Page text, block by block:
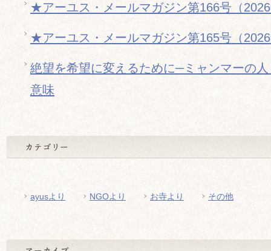
★アーユス・メールマガジン第166号（
★アーユス・メールマガジン第165号（
絶望を希望に変えるために─ミャンマーの
意味
ayusより NGOより お寺より その他